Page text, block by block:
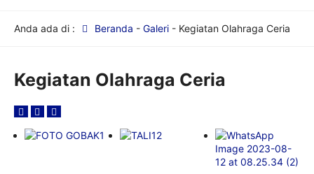
Anda ada di : Beranda - Galeri- Kegiatan Olahraga Ceria
Kegiatan Olahraga Ceria